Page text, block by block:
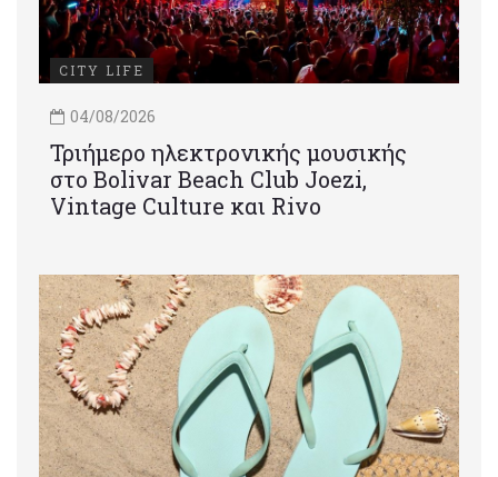
CITY LIFE
04/08/2026
Τριήμερο ηλεκτρονικής μουσικής
στο Bolivar Beach Club Joezi,
Vintage Culture και Rivo